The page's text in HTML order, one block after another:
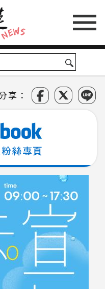
享：
絲專頁